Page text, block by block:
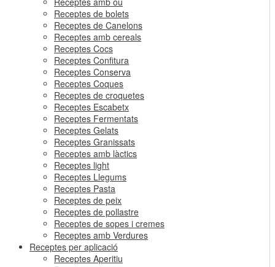
Receptes de bolets
Receptes de Canelons
Receptes amb cereals
Receptes Cocs
Receptes Confitura
Receptes Conserva
Receptes Coques
Receptes de croquetes
Receptes Escabetx
Receptes Fermentats
Receptes Gelats
Receptes Granissats
Receptes amb làctics
Receptes light
Receptes Llegums
Receptes Pasta
Receptes de peix
Receptes de pollastre
Receptes de sopes i cremes
Receptes amb Verdures
Receptes per aplicació
Receptes Aperitiu